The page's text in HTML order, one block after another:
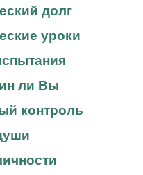
долг
уроки
ли Вы
контроль